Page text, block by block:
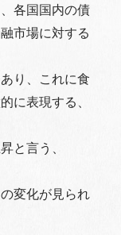
各国国内の債
市場に対する
り、これに食
に表現する、
と言う、
変化が見られ